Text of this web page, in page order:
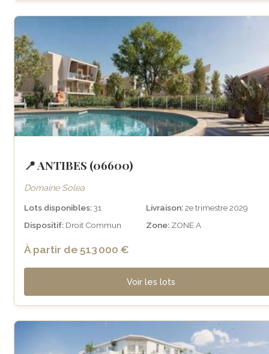
📍 ANTIBES (06600)
Domaine Solea
Lots disponibles:31 Livraison:2e trimestre 2029
Dispositif: Droit Commun Zone: ZONE A
À partir de 513 000 €
Voir les lots